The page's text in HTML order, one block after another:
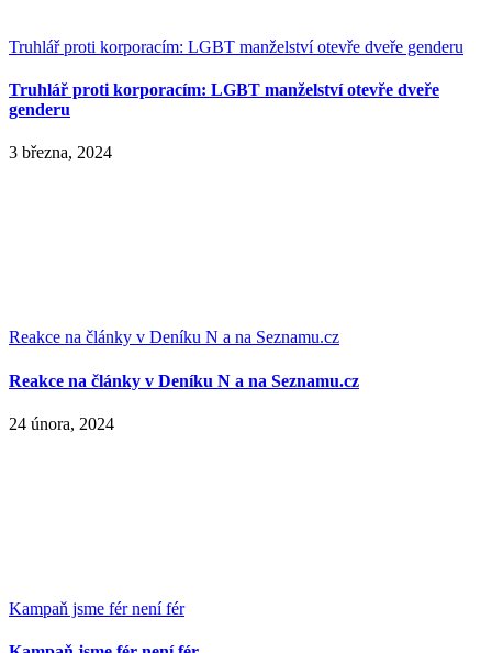
Truhlář proti korporacím: LGBT manželství otevře dveře genderu
Truhlář proti korporacím: LGBT manželství otevře dveře
genderu
3 března, 2024
Reakce na články v Deníku N a na Seznamu.cz
Reakce na články v Deníku N a na Seznamu.cz
24 února, 2024
Kampaň jsme fér není fér